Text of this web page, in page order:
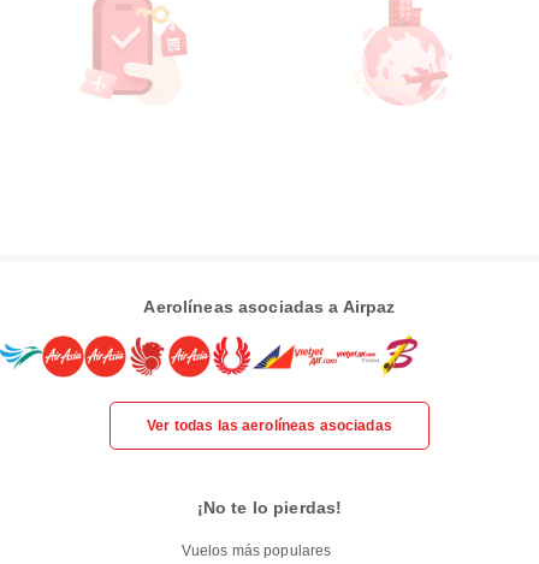
Aerolíneas asociadas a Airpaz
Ver todas las aerolíneas asociadas
¡No te lo pierdas!
Vuelos más populares